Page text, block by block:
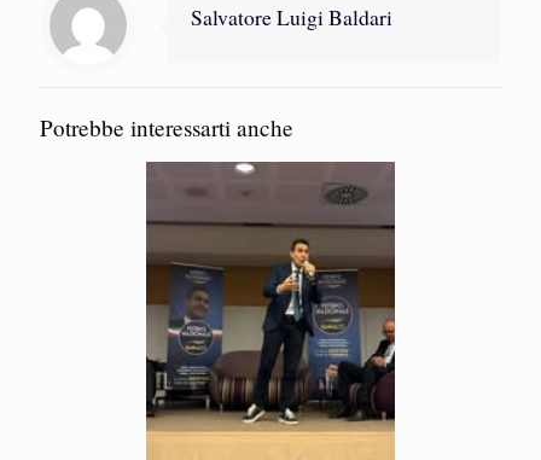
Salvatore Luigi Baldari
Potrebbe interessarti anche